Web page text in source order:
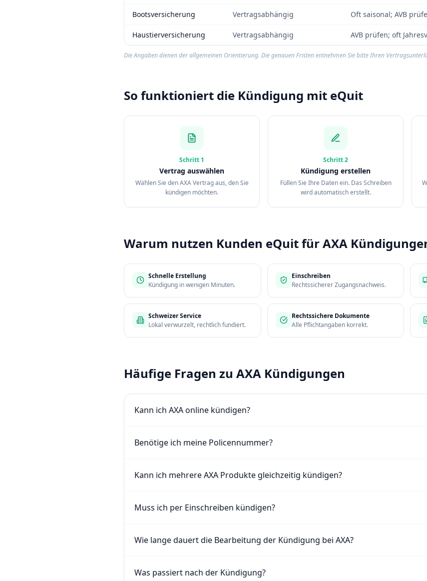
Bootsversicherung Vertragsabhängig Oft saisonal; AVB
Haustierversicherung Vertragsabhängig AVB prüfen; oft
Die Angaben dienen der allgemeinen Orientierung. Die genauen Fristen entnehmen Sie bitte Ihren
So funktioniert die Kündigung mit eQuit
Schritt 1
Vertrag auswählen
Wählen Sie den AXA Vertrag aus, den Sie
kündigen möchten.
Schritt2
Kündigung erstellen
Füllen Sie Ihre Daten ein. Das Schreiben
wird automatisch erstellt.
Warum nutzen Kunden eQuit für AXA
Schnelle Erstellung
Kündigung in wenigen Minuten.
Einschreiben
Rechtssicherer Zugangsnachweis.
Schweizer Service
Lokal verwurzelt, rechtlich fundiert.
Rechtssichere Dokumente
Alle Pflichtangaben korrekt.
Häufige Fragen zu AXA Kündigungen
Kann ich AXA online kündigen?
Benötige ich meine Policennummer?
Kann ich mehrere AXA Produkte gleichzeitig kündigen?
Muss ich per Einschreiben kündigen?
Wie lange dauert die Bearbeitung der Kündigung bei AXA?
Was passiert nach der Kündigung?